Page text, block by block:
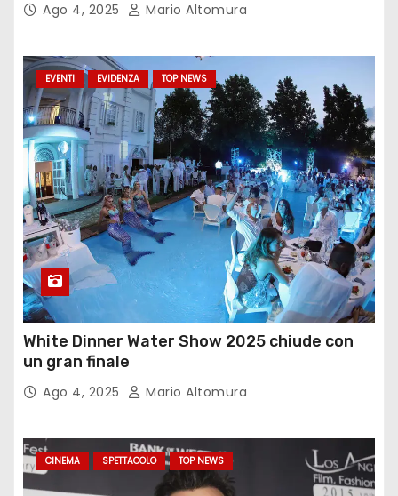
Ago 4, 2025 Mario Altomura
EVENTI EVIDENZA TOP NEWS
White Dinner Water Show 2025 chiude con
un gran finale
Ago 4, 2025 Mario Altomura
CINEMA SPETTACOLO TOP NEWS